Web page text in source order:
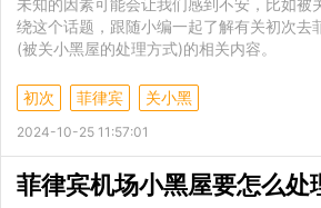
未知的因素可能会让我们感到不安，比如被
绕这个话题，跟随小编一起了解有关初次去
(被关小黑屋的处理方式)的相关内容。
初次 菲律宾 关小黑
2024-10-25 11:57:01
菲律宾机场小黑屋要怎么处